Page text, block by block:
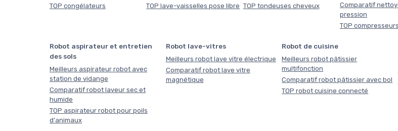
TOP congélateurs
TOP lave-vaisselles pose libre TOP tondeuses cheveux
Comparatif
pression
TOP
Robot aspirateur et entretien
des sols
Meilleurs aspirateur robot avec
station de vidange
Comparatif robot laveur sec et
humide
TOP aspirateur robot pour poils
d'animaux
Robot lave-vitres
Meilleurs robot lave vitre électrique
Comparatif robot lave vitre
magnétique
Robot de cuisine
Meilleurs robot pâtissier
multifonction
Comparatif robot pâtissier avec bol
TOP robot cuisine connecté